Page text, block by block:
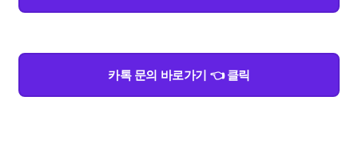
카톡 문의 바로가기 👈 클릭